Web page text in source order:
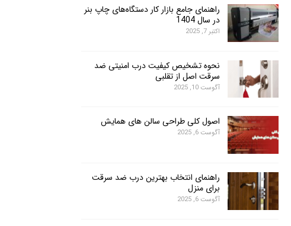
راهنمای جامع بازار کار دستگاه‌های چاپ بنر
در سال 1404
اکتبر 7, 2025
نحوه تشخیص کیفیت درب امنیتی ضد
سرقت اصل از تقلبی
آگوست 10, 2025
اصول کلی طراحی سالن های همایش
آگوست 6, 2025
راهنمای انتخاب بهترین درب ضد سرقت
برای منزل
آگوست 6, 2025